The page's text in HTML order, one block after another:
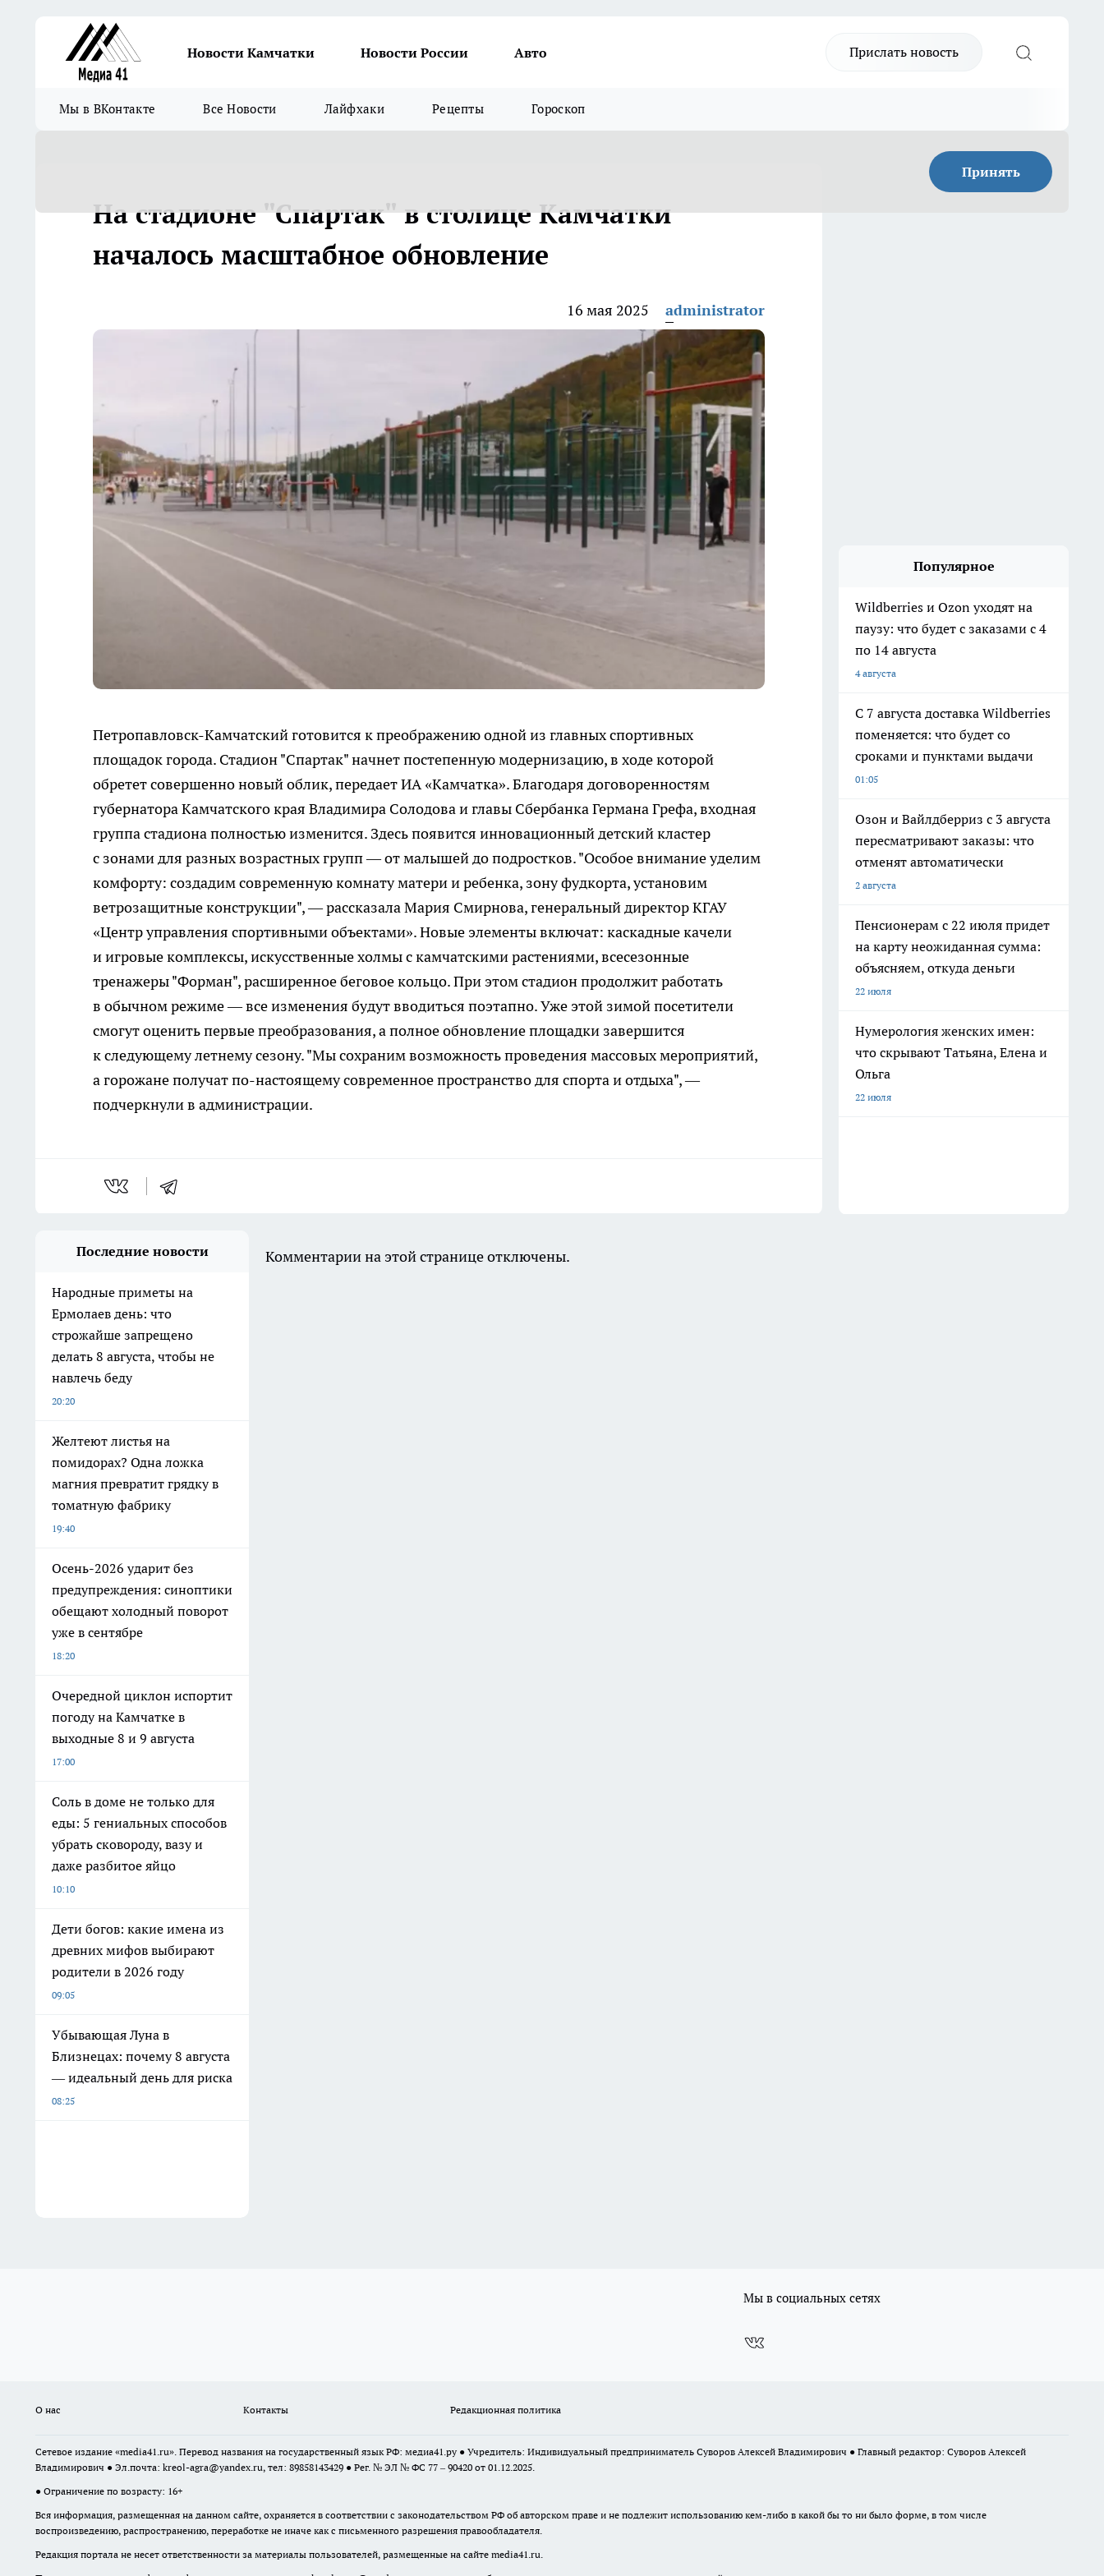
Новости Камчатки Новости России Авто Прислать новость
Мы в ВКонтакте Все Новости Лайфхаки Рецепты Гороскоп
Принять
На стадионе "Спартак" в столице Камчатки
началось масштабное обновление
16 мая 2025 administrator
Петропавловск-Камчатский готовится к преображению одной из главных спортивных
площадок города. Стадион "Спартак" начнет постепенную модернизацию, в ходе которой
обретет совершенно новый облик, передает ИА «Камчатка». Благодаря договоренностям
губернатора Камчатского края Владимира Солодова и главы Сбербанка Германа Грефа, входная
группа стадиона полностью изменится. Здесь появится инновационный детский кластер
с зонами для разных возрастных групп — от малышей до подростков. "Особое внимание уделим
комфорту: создадим современную комнату матери и ребенка, зону фудкорта, установим
ветрозащитные конструкции", — рассказала Мария Смирнова, генеральный директор КГАУ
«Центр управления спортивными объектами». Новые элементы включат: каскадные качели
и игровые комплексы, искусственные холмы с камчатскими растениями, всесезонные
тренажеры "Форман", расширенное беговое кольцо. При этом стадион продолжит работать
в обычном режиме — все изменения будут вводиться поэтапно. Уже этой зимой посетители
смогут оценить первые преобразования, а полное обновление площадки завершится
к следующему летнему сезону. "Мы сохраним возможность проведения массовых мероприятий,
а горожане получат по-настоящему современное пространство для спорта и отдыха", —
подчеркнули в администрации.
Популярное
Wildberries и Ozon уходят на
паузу: что будет с заказами с 4
по 14 августа
4 августа
С 7 августа доставка Wildberries
поменяется: что будет со
сроками и пунктами выдачи
01:05
Озон и Вайлдберриз с 3 августа
пересматривают заказы: что
отменят автоматически
2 августа
Пенсионерам с 22 июля придет
на карту неожиданная сумма:
объясняем, откуда деньги
22 июля
Нумерология женских имен:
что скрывают Татьяна, Елена и
Ольга
22 июля
Последние новости
Народные приметы на
Ермолаев день: что
строжайше запрещено
делать 8 августа, чтобы не
навлечь беду
20:20
Желтеют листья на
помидорах? Одна ложка
магния превратит грядку в
томатную фабрику
19:40
Осень-2026 ударит без
предупреждения: синоптики
обещают холодный поворот
уже в сентябре
18:20
Очередной циклон испортит
погоду на Камчатке в
выходные 8 и 9 августа
17:00
Соль в доме не только для
еды: 5 гениальных способов
убрать сковороду, вазу и
даже разбитое яйцо
10:10
Дети богов: какие имена из
древних мифов выбирают
родители в 2026 году
09:05
Убывающая Луна в
Близнецах: почему 8 августа
— идеальный день для риска
08:25
Комментарии на этой странице отключены.
Мы в социальных сетях
О нас Контакты Редакционная политика
Сетевое издание «media41.ru». Перевод названия на государственный язык РФ: медиа41.ру ● Учредитель: Индивидуальный предприниматель Суворов Алексей Владимирович ● Главный редактор: Суворов Алексей
Владимирович ● Эл.почта: kreol-agra@yandex.ru, тел: 89858143429 ● Рег. № ЭЛ № ФС 77 – 90420 от 01.12.2025.
● Ограничение по возрасту: 16+
Вся информация, размещенная на данном сайте, охраняется в соответствии с законодательством РФ об авторском праве и не подлежит использованию кем-либо в какой бы то ни было форме, в том числе
воспроизведению, распространению, переработке не иначе как с письменного разрешения правообладателя.
Редакция портала не несет ответственности за материалы пользователей, размещенные на сайте media41.ru.